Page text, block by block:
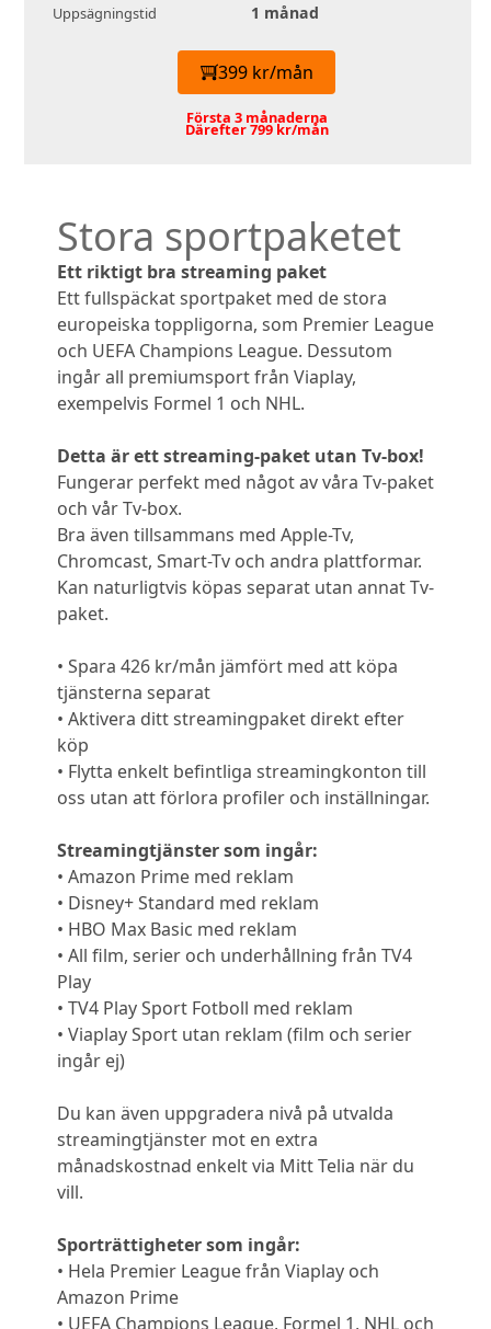
Uppsägningstid 1 månad
399 kr/mån
Första 3 månaderna
Därefter 799 kr/mån
Stora sportpaketet
Ett riktigt bra streaming paket
Ett fullspäckat sportpaket med de stora
europeiska toppligorna, som Premier League
och UEFA Champions League. Dessutom
ingår all premiumsport från Viaplay,
exempelvis Formel 1 och NHL.
Detta är ett streaming-paket utan Tv-box!
Fungerar perfekt med något av våra Tv-paket
och vår Tv-box.
Bra även tillsammans med Apple-Tv,
Chromcast, Smart-Tv och andra plattformar.
Kan naturligtvis köpas separat utan annat Tv-
paket.
• Spara 426 kr/mån jämfört med att köpa
tjänsterna separat
• Aktivera ditt streamingpaket direkt efter
köp
• Flytta enkelt befintliga streamingkonton till
oss utan att förlora profiler och inställningar.
Streamingtjänster som ingår:
• Amazon Prime med reklam
• Disney+ Standard med reklam
• HBO Max Basic med reklam
• All film, serier och underhållning från TV4
Play
• TV4 Play Sport Fotboll med reklam
• Viaplay Sport utan reklam (film och serier
ingår ej)
Du kan även uppgradera nivå på utvalda
streamingtjänster mot en extra
månadskostnad enkelt via Mitt Telia när du
vill.
Sporträttigheter som ingår:
• Hela Premier League från Viaplay och
Amazon Prime
• UEFA Champions League, Formel 1, NHL och